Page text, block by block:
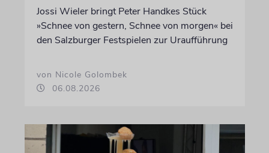
Jossi Wieler bringt Peter Handkes Stück
»Schnee von gestern, Schnee von morgen« bei
den Salzburger Festspielen zur Uraufführung
von Nicole Golombek
06.08.2026